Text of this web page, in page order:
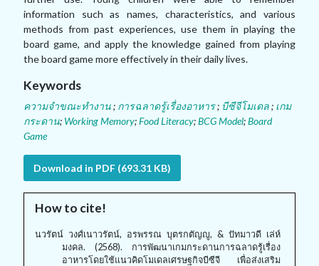
information such as names, characteristics, and various
methods from past experiences, use them in playing the
board game, and apply the knowledge gained from playing
the board game more effectively in their daily lives.
Keywords
ความจำขณะทำงาน; การฉลาดรู้เรื่องอาหาร; บีซีจีโมเดล; เกม
กระดาน; Working Memory;Food Literacy;BCG Model;Board
Game
Download in PDF (693.31 KB)
How to cite!
นวรัตน์ วงศ์เนาวรัตน์, อรพรรณ บุตรกตัญญู, & ปัทมาวดี เล่ห์
มงคล. (2568). การพัฒนาเกมกระดานการฉลาดรู้เรื่อง
อาหารโดยใช้แนวคิดโมเดลเศรษฐกิจบีซีจี เพื่อส่งเสริม